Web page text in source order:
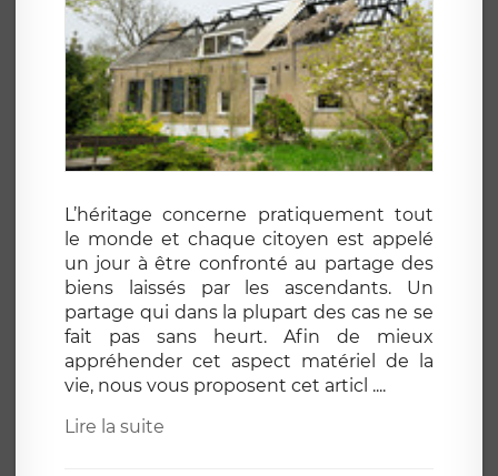
L’héritage concerne pratiquement tout
le monde et chaque citoyen est appelé
un jour à être confronté au partage des
biens laissés par les ascendants. Un
partage qui dans la plupart des cas ne se
fait pas sans heurt. Afin de mieux
appréhender cet aspect matériel de la
vie, nous vous proposent cet articl ....
Lire la suite